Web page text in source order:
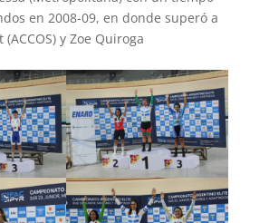
en 2008-09, en donde superó a
y Zoe Quiroga